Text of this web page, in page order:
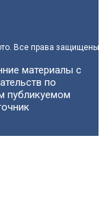
Все права защищены.
материалы с
по
публикуемом